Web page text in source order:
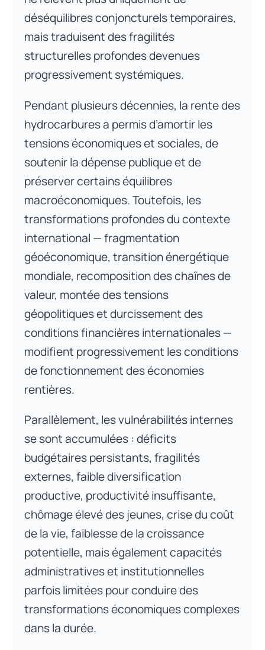
déséquilibres conjoncturels temporaires,
mais traduisent des fragilités
structurelles profondes devenues
progressivement systémiques.
Pendant plusieurs décennies, la rente des
hydrocarbures a permis d’amortir les
tensions économiques et sociales, de
soutenir la dépense publique et de
préserver certains équilibres
macroéconomiques. Toutefois, les
transformations profondes du contexte
international — fragmentation
géoéconomique, transition énergétique
mondiale, recomposition des chaînes de
valeur, montée des tensions
géopolitiques et durcissement des
conditions financières internationales —
modifient progressivement les conditions
de fonctionnement des économies
rentières.
Parallèlement, les vulnérabilités internes
se sont accumulées : déficits
budgétaires persistants, fragilités
externes, faible diversification
productive, productivité insuffisante,
chômage élevé des jeunes, crise du coût
de la vie, faiblesse de la croissance
potentielle, mais également capacités
administratives et institutionnelles
parfois limitées pour conduire des
transformations économiques complexes
dans la durée.